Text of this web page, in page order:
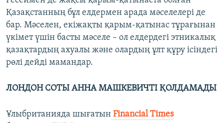
Қазақстанның бұл елдермен арада мәселелері де
бар. Мәселен, екіжақты қарым-қатынас тұрағынан
үкімет үшін басты мәселе – ол елдердегі этникалық
қазақтардың ахуалы және олардың ұлт құру ісіндегі
рөлі дейді мамандар.
ЛОНДОН СОТЫ АННА МАШКЕВИЧТІ ҚОЛДАМАДЫ
Ұлыбританияда шығатын Financial Times